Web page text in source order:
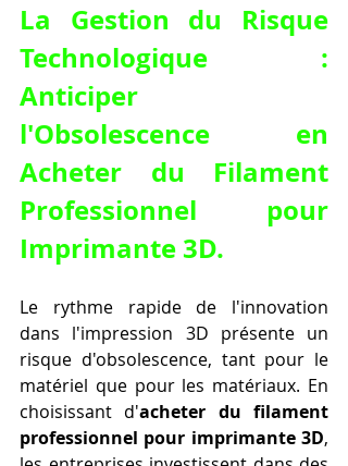
La Gestion du Risque
Technologique :
Anticiper
l'Obsolescence en
Acheter du Filament
Professionnel pour
Imprimante 3D.
Le rythme rapide de l'innovation
dans l'impression 3D présente un
risque d'obsolescence, tant pour le
matériel que pour les matériaux. En
choisissant d'acheter du filament
professionnel pour imprimante 3D,